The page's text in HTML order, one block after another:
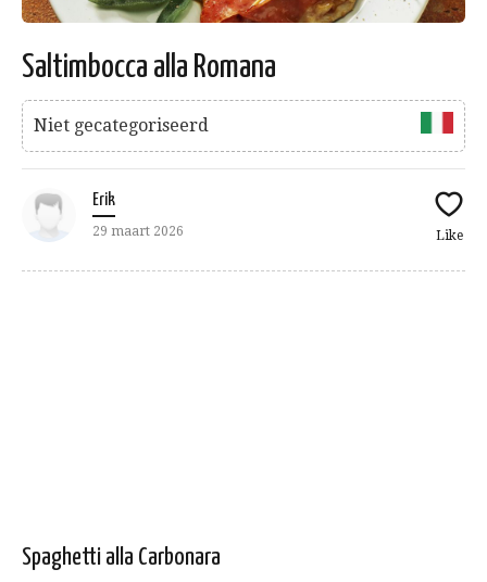
Saltimbocca alla Romana
Niet gecategoriseerd
Erik
29 maart 2026 Like
Spaghetti alla Carbonara